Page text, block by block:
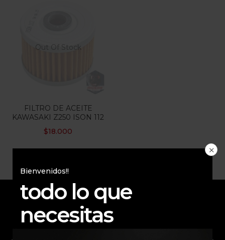
Out Of Stock
FILTRO DE ACEITE
KAWASAKI Z250 ISON 112
$18.000
Bienvenidos!!
todo lo que
necesitas
ENVÍO RAPIDO Y
SEGURO